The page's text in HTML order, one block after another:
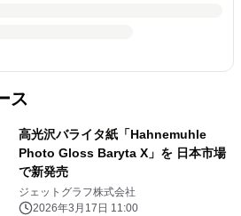
ス
高光沢バライタ紙「Hahnemuhle
Photo Gloss Baryta X」を 日本市場
で新発売
ジェットグラフ株式会社
2026年3月17日 11:00